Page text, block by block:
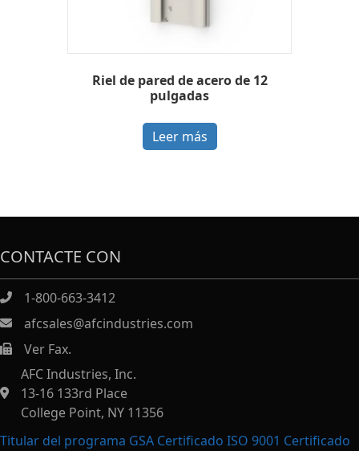
Riel de pared de acero de 12
pulgadas
Leer más
CONTACTE CON
1-800-663-3412
afcsales@afcindustries.com
https://afcindustries.com/contact/#:~:text=Fax
Ver Fax.
AFC Industries, Inc.
13-16 133rd Place
College Point, NY 11356
Titular del programa GSA Certificado ISO 9001 Certificado